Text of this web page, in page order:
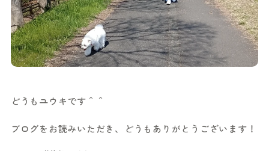
どうもユウキです＾＾
ブログをお読みいただき、どうもありがとうございます！